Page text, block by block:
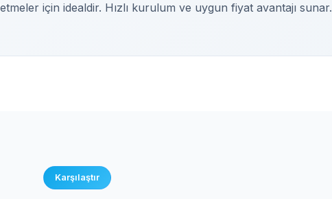
için idealdir. Hızlı kurulum ve uygun fiyat avantajı sunar.
Karşılaştır